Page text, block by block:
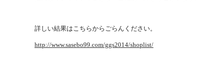
詳しい結果はこちらからごらんください。
http://www.sasebo99.com/ggs2014/shoplist/